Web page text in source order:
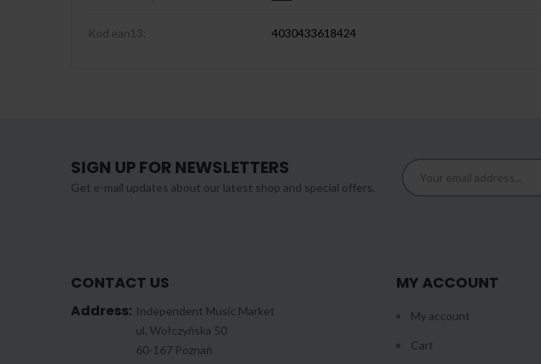
Kod ean13: 4030433618424
SIGN UP FOR NEWSLETTERS
Get e-mail updates about our latest shop and special offers.
CONTACT US
Address: Independent Music Market
ul. Wołczyńska 50
60-167 Poznań
MY ACCOUNT
My account
Cart